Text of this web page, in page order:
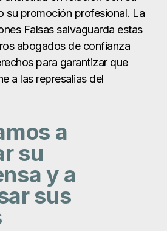
su promoción profesional. La
Falsas salvaguarda estas
abogados de confianza
para garantizar que
a las represalias del
a
su
y a
sus